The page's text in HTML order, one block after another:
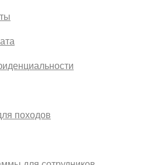
походов